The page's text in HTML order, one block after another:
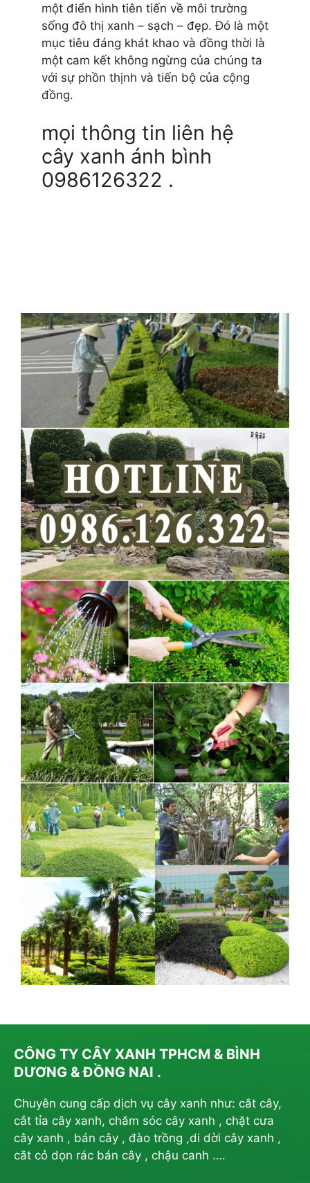
một điển hình tiên tiến về môi trường
sống đô thị xanh – sạch – đẹp. Đó là một
mục tiêu đáng khát khao và đồng thời là
một cam kết không ngừng của chúng ta
với sự phồn thịnh và tiến bộ của cộng
đồng.
mọi thông tin liên hệ
cây xanh ánh bình
0986126322 .
CÔNG TY CÂY XANH TPHCM & BÌNH
DƯƠNG & ĐỒNG NAI .
Chuyên cung cấp dịch vụ cây xanh như: cắt cây,
cắt tỉa cây xanh, chăm sóc cây xanh , chặt cưa
cây xanh , bán cây , đào trồng ,di dời cây xanh ,
cắt cỏ dọn rác bán cây , chậu canh ….